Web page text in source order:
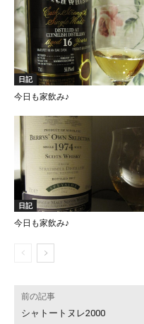
日記
今日も家飲み♪
日記
今日も家飲み♪
前の記事
シャトートヌレ2000